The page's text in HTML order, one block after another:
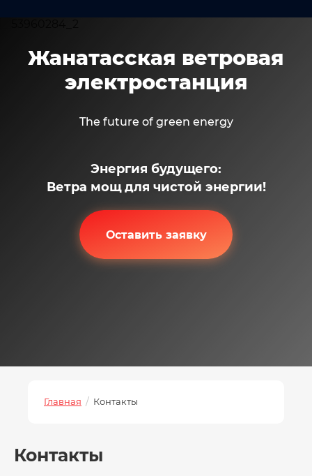
Жанатасская ветровая
электростанция
The future of green energy
Энергия будущего:
Ветра мощ для чистой энергии!
Оставить заявку
Жанатасская ветровая
электростанция
The future of green energy
Энергия будущего:
Ветра мощ для чистой энергии!
Оставить заявку
Главная / Контакты
Контакты